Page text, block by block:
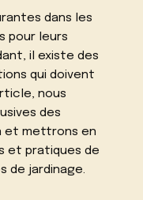
dans les
pour leurs
il existe des
qui doivent
nous
des
et mettrons en
et pratiques de
de jardinage.